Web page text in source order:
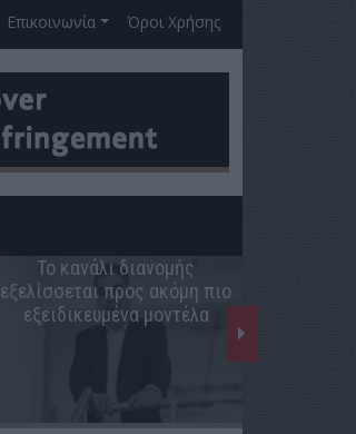
Επικοινωνία Όροι Χρήσης
Το κανάλι διανομής
εξελίσσεται προς ακόμη πιο
εξειδικευμένα μοντέλα